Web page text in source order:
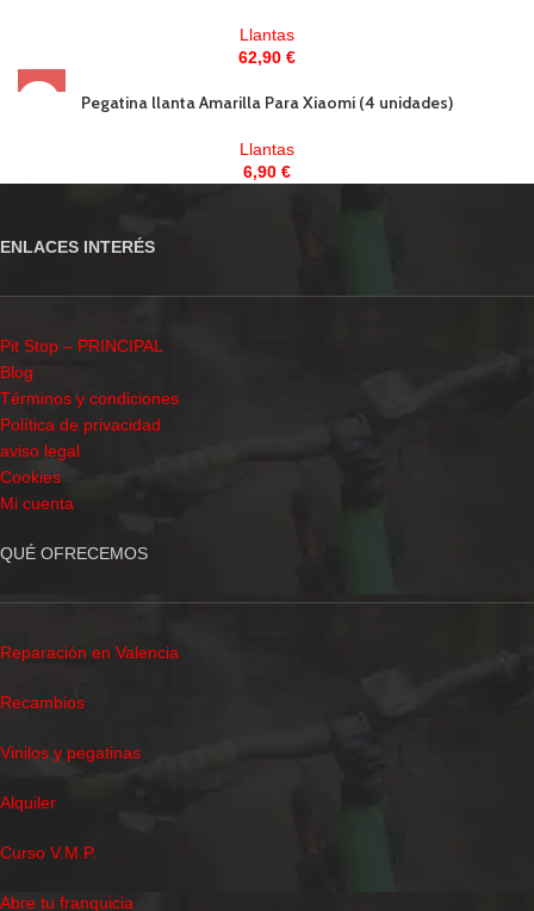
Llantas
62,90 €
Pegatina llanta Amarilla Para Xiaomi (4 unidades)
Llantas
6,90 €
ENLACES INTERÉS
Pit Stop – PRINCIPAL
Blog
Términos y condiciones
Política de privacidad
aviso legal
Cookies
Mi cuenta
QUÉ OFRECEMOS
Reparación en Valencia
Recambios
Vinilos y pegatinas
Alquiler
Curso V.M.P.
Abre tu franquicia